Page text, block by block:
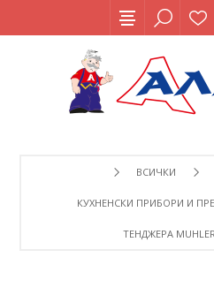
ВСИЧКИ
КУХНЕНСКИ ПРИБОРИ И
ТЕНДЖЕРА